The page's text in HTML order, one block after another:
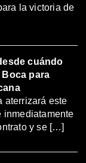
la victoria de
cuándo
para
aterrizará este
inmediatamente
y se […]